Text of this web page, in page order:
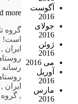
آگوست
2016
جولای
2016
ژوئن
2016
می 2016
آوریل
2016
مارس
2016
more »
گروه
است!
ایران ,
ایران ,
, گروه